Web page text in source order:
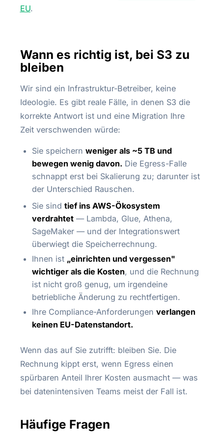
EU.
Wann es richtig ist, bei S3 zu
bleiben
Wir sind ein Infrastruktur-Betreiber, keine
Ideologie. Es gibt reale Fälle, in denen S3 die
korrekte Antwort ist und eine Migration Ihre
Zeit verschwenden würde:
Sie speichern weniger als ~5 TB und
bewegen wenig davon. Die Egress-Falle
schnappt erst bei Skalierung zu; darunter ist
der Unterschied Rauschen.
Sie sind tief ins AWS-Ökosystem
verdrahtet — Lambda, Glue, Athena,
SageMaker — und der Integrationswert
überwiegt die Speicherrechnung.
Ihnen ist „einrichten und vergessen"
wichtiger als die Kosten, und die Rechnung
ist nicht groß genug, um irgendeine
betriebliche Änderung zu rechtfertigen.
Ihre Compliance-Anforderungen verlangen
keinen EU-Datenstandort.
Wenn das auf Sie zutrifft: bleiben Sie. Die
Rechnung kippt erst, wenn Egress einen
spürbaren Anteil Ihrer Kosten ausmacht — was
bei datenintensiven Teams meist der Fall ist.
Häufige Fragen